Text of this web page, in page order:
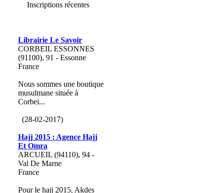
Inscriptions récentes
Librairie Le Savoir
CORBEIL ESSONNES
(91100), 91 - Essonne
France
Nous sommes une boutique
musulmane située à
Corbei...
(28-02-2017)
Hajj 2015 : Agence Hajj
Et Omra
ARCUEIL (94110), 94 -
Val De Marne
France
Pour le hajj 2015, Akdes